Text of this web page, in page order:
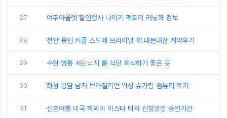
27 여주아울렛 할인행사 나이키 팩토리 러닝화 정보
28 천안 용인 커플 스드메 브라이덜 휘 내돈내산 계약후기
29 수원 영통 서린낙지 룸 식당 회식하기 좋은 곳
30 화성 봉담 남자 브라질리언 왁싱 슈가링 엄뷰티 후기
31 신혼여행 미국 하와이 이스타 비자 신청방법 승인기간